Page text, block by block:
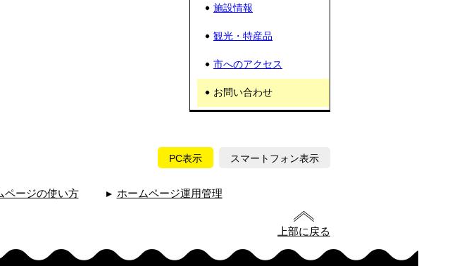
施設情報
観光・特産品
市へのアクセス
お問い合わせ
PC表示 スマートフォン表示
上部に戻る
ページの使い方 ホームページ運用管理